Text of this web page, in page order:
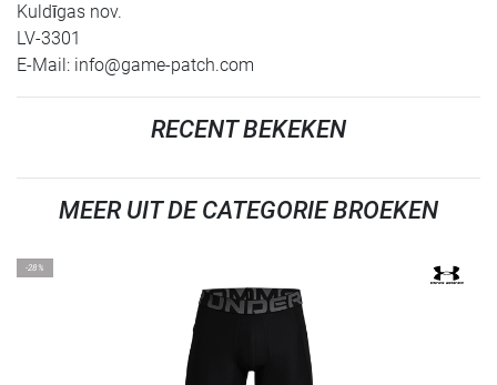
Kuldīgas nov.
LV-3301
E-Mail: info@game-patch.com
RECENT BEKEKEN
MEER UIT DE CATEGORIE BROEKEN
-28%